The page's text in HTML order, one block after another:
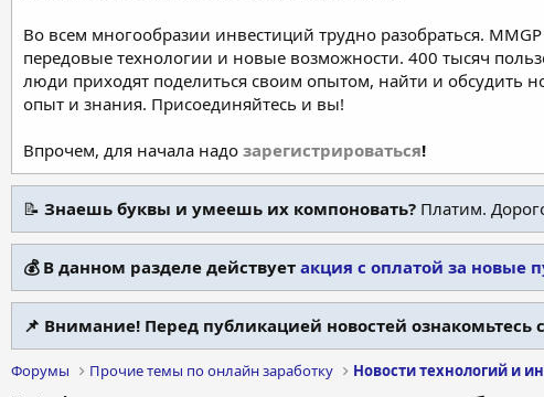
Во всем многообразии инвестиций трудно разобраться.
передовые технологии и новые возможности. 400 тысяч
люди приходят поделиться своим опытом, найти и
опыт и знания. Присоединяйтесь и вы!
Впрочем, для начала надо зарегистрироваться!
📝 Знаешь буквы и умеешь их компоновать? Платим.
💰 В данном разделе действует акция с оплатой за новые
📌 Внимание! Перед публикацией новостей ознакомьтесь с
Форумы Прочие темы по онлайн заработку Новости технологий и